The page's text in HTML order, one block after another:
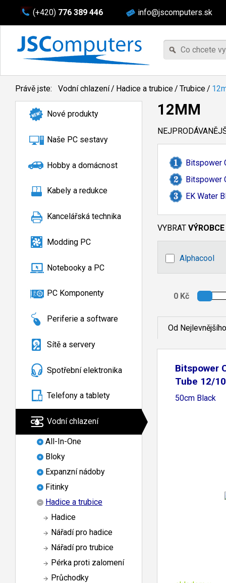
(+420) 776 389 446 info@jscomputers.sk
Právě jste: Vodní chlazení/ Hadice a trubice/ Trubice/
Nové produkty
Naše PC sestavy
Hobby a domácnost
Kabely a redukce
Kancelářská technika
Modding PC
Notebooky a PC
PC Komponenty
Periferie a software
Sítě a servery
Spotřební elektronika
Telefony a tablety
Vodní chlazení
All-In-One
Bloky
Expanzní nádoby
Fitinky
Hadice a trubice
Hadice
Nářadí pro hadice
Nářadí pro trubice
Pérka proti zalomení
Průchodky
12MM
Bitspower
Bitspower
EK Water
VYBRAT VÝROBCE
Alphacool
Od Nejlevnějšího
Bitspower
Tube 12/
50cm Black